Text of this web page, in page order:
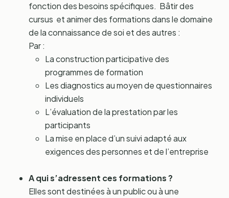
fonction des besoins spécifiques. Bâtir des
cursus et animer des formations dans le domaine
de la connaissance de soi et des autres :
Par :
La construction participative des
programmes de formation
Les diagnostics au moyen de questionnaires
individuels
L’évaluation de la prestation par les
participants
La mise en place d’un suivi adapté aux
exigences des personnes et de l’entreprise
A qui s’adressent ces formations ?
Elles sont destinées à un public ou à une